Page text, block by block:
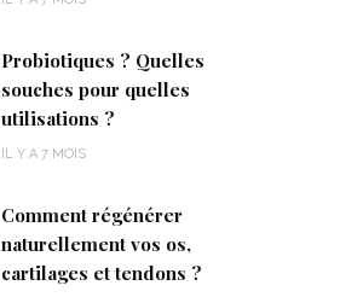
Probiotiques ? Quelles
souches pour quelles
utilisations ?
IL Y A 7 MOIS
Comment régénérer
naturellement vos os,
cartilages et tendons ?